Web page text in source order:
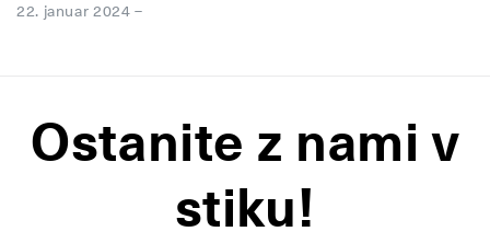
22. januar 2024 –
Ostanite z nami v
stiku!